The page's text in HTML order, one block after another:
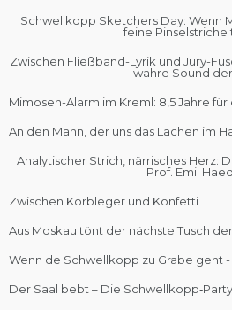
Schwellkopp Sketchers Day: Wenn
feine Pinselstriche
Zwischen Fließband-Lyrik und Jury-
wahre Sound der
Mimosen-Alarm im Kreml: 8,5 Jahre für
An den Mann, der uns das Lachen im
Analytischer Strich, närrisches Herz:
Prof. Emil
Zwischen Korbleger und Konfetti
Aus Moskau tönt der nächste Tusch
Wenn de Schwellkopp zu Grabe geht
Der Saal bebt – Die Schwellkopp‑Party